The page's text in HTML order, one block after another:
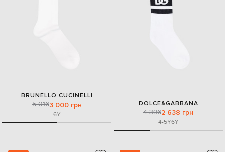
BRUNELLO CUCINELLI
5 0163 000 грн
6Y
DOLCE&GABBANA
4 3962 638 грн
4-5Y6Y